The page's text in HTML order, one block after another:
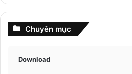
Chuyên mục
Download